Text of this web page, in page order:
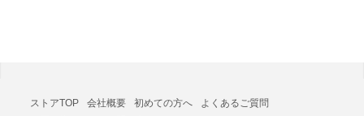
ストアTOP 会社概要 初めての方へ
よくあるご質問